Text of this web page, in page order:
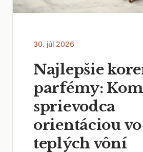
30. júl 2026
Najlepšie
parfémy:
sprievodca
orientáciou vo
teplých vôní